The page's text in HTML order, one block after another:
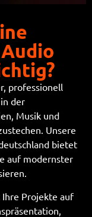
professionell
der
Musik und
Unsere
bietet
auf modernster
Projekte auf